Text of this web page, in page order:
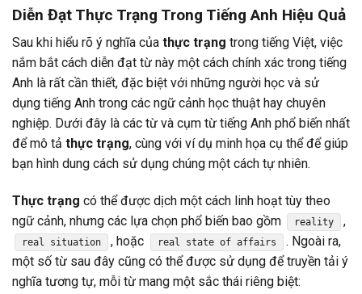
Diễn Đạt Thực Trạng Trong Tiếng Anh Hiệu Quả
Sau khi hiểu rõ ý nghĩa của thực trạng trong tiếng Việt, việc
nắm bắt cách diễn đạt từ này một cách chính xác trong tiếng
Anh là rất cần thiết, đặc biệt với những người học và sử
dụng tiếng Anh trong các ngữ cảnh học thuật hay chuyên
nghiệp. Dưới đây là các từ và cụm từ tiếng Anh phổ biến nhất
để mô tả thực trạng, cùng với ví dụ minh họa cụ thể để giúp
bạn hình dung cách sử dụng chúng một cách tự nhiên.
Thực trạng có thể được dịch một cách linh hoạt tùy theo
ngữ cảnh, nhưng các lựa chọn phổ biến bao gồm
reality ,
real situation , hoặc real state of affairs
. Ngoài ra,
một số từ sau đây cũng có thể được sử dụng để truyền tải ý
nghĩa tương tự, mỗi từ mang một sắc thái riêng biệt: